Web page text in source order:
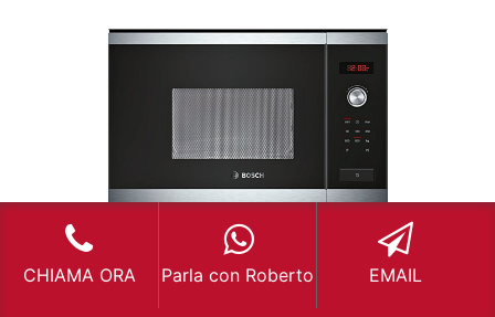
Vimodrone – Assistenza Tecnica Forno a
micronde a Vimodrone
CHIAMA ORA Parla con Roberto EMAIL